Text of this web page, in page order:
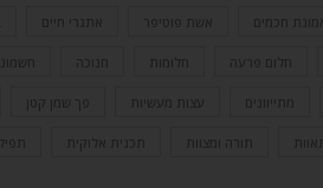
אמונת חכמים אשת פוטיפר אתגרי חיים
חלום פרעה חלומות
מתייוונים עצות מעשיות פך שמן קטן
תאוות תורה ומצוות תכנית אלוקית